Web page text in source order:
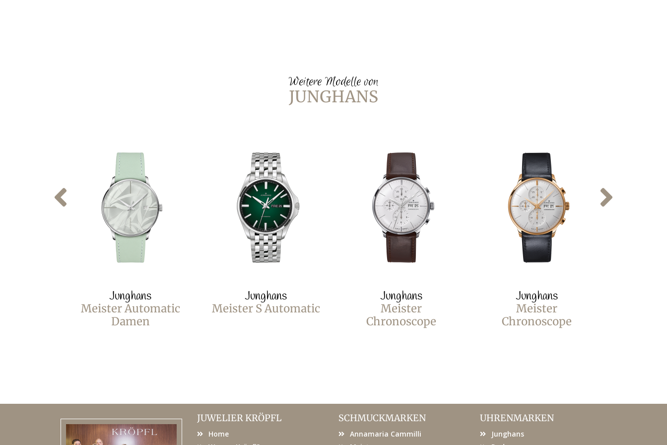
Weitere Modelle von
JUNGHANS
Junghans
Meister Automatic
Damen
Junghans
Meister S Automatic
Junghans
Meister
Chronoscope
Junghans
Meister
Chronoscope
JUWELIER KRÖPFL
Home
SCHMUCKMARKEN
Annamaria Cammilli
UHRENMARKEN
Junghans